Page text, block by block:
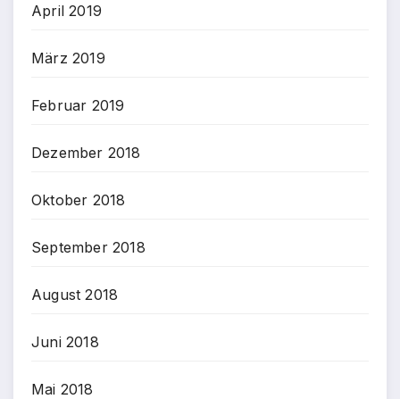
April 2019
März 2019
Februar 2019
Dezember 2018
Oktober 2018
September 2018
August 2018
Juni 2018
Mai 2018